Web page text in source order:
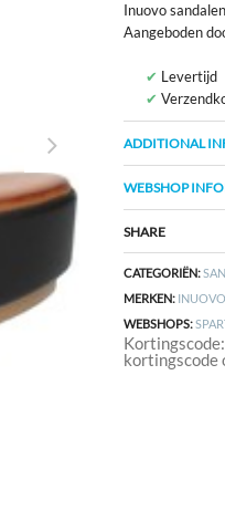
Inuovo
Aangeboden
Levertijd
ADDITIONAL
WEBSHOP
SHARE
CATEGORIËN:
MERKEN: INUOVO
WEBSHOPS:
kortingscode